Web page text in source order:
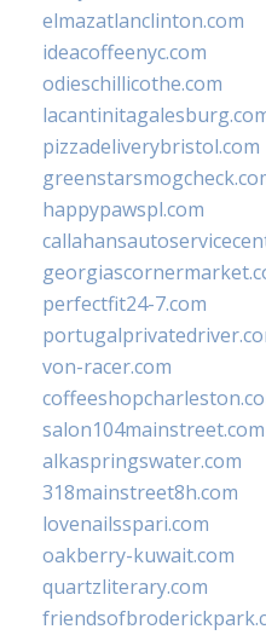
elmazatlanclinton.com
ideacoffeenyc.com
odieschillicothe.com
pizzadeliverybristol.com
happypawspl.com
perfectfit24-7.com
von-racer.com
salon104mainstreet.com
alkaspringswater.com
318mainstreet8h.com
lovenailsspari.com
oakberry-kuwait.com
quartzliterary.com